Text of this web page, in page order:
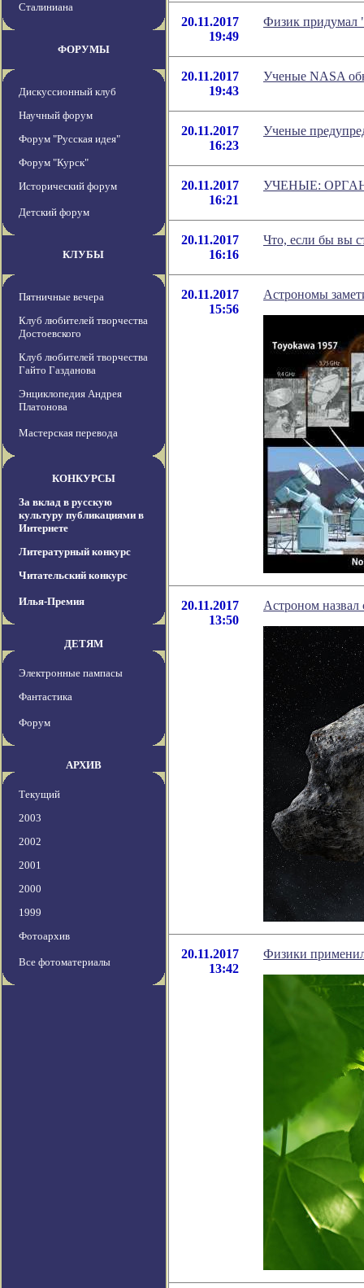
Сталиниана
ФОРУМЫ
Дискуссионный клуб
Научный форум
Форум "Русская идея"
Форум "Курск"
Исторический форум
Детский форум
КЛУБЫ
Пятничные вечера
Клуб любителей творчества
Достоевского
Клуб любителей творчества
Гайто Газданова
Энциклопедия Андрея
Платонова
Мастерская перевода
КОНКУРСЫ
За вклад в русскую
культуру публикациями в
Интернете
Литературный конкурс
Читательский конкурс
Илья-Премия
ДЕТЯМ
Электронные пампасы
Фантастика
Форум
АРХИВ
Текущий
2003
2002
2001
2000
1999
Фотоархив
Все фотоматериалы
20.11.2017
19:49
Физик придумал
20.11.2017
19:43
Ученые NASA
20.11.2017
16:23
Ученые
20.11.2017
16:21
УЧЕНЫЕ:
20.11.2017
16:16
Что, если бы вы
20.11.2017
15:56
Астрономы
20.11.2017
13:50
Астроном назвал
20.11.2017
13:42
Физики